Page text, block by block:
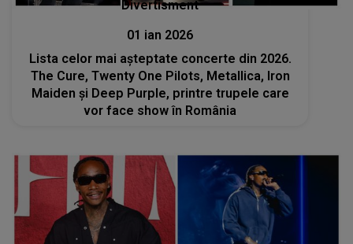
Divertisment
01 ian 2026
Lista celor mai așteptate concerte din 2026.
The Cure, Twenty One Pilots, Metallica, Iron
Maiden și Deep Purple, printre trupele care
vor face show în România